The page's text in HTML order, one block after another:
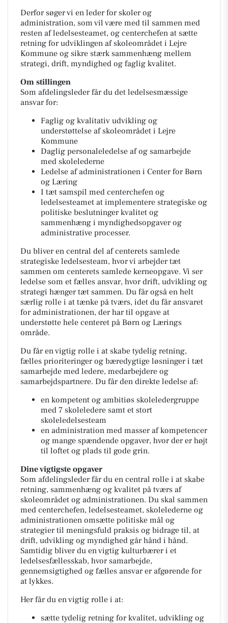
Derfor søger vi en leder for skoler og
administration, som vil være med til sammen med
resten af ledelsesteamet, og centerchefen at sætte
retning for udviklingen af skoleområdet i Lejre
Kommune og sikre stærk sammenhæng mellem
strategi, drift, myndighed og faglig kvalitet.
Om stillingen
Som afdelingsleder får du det ledelsesmæssige
ansvar for:
Faglig og kvalitativ udvikling og
understøttelse af skoleområdet i Lejre
Kommune
Daglig personaleledelse af og samarbejde
med skolelederne
Ledelse af administrationen i Center for Børn
og Læring
I tæt samspil med centerchefen og
ledelsesteamet at implementere strategiske og
politiske beslutninger kvalitet og
sammenhæng i myndighedsopgaver og
administrative processer.
Du bliver en central del af centerets samlede
strategiske ledelsesteam, hvor vi arbejder tæt
sammen om centerets samlede kerneopgave. Vi ser
ledelse som et fælles ansvar, hvor drift, udvikling og
strategi hænger tæt sammen. Du får også en helt
særlig rolle i at tænke på tværs, idet du får ansvaret
for administrationen, der har til opgave at
understøtte hele centeret på Børn og Lærings
område.
Du får en vigtig rolle i at skabe tydelig retning,
fælles prioriteringer og bæredygtige løsninger i tæt
samarbejde med ledere, medarbejdere og
samarbejdspartnere. Du får den direkte ledelse af:
en kompetent og ambitiøs skoleledergruppe
med 7 skoleledere samt et stort
skoleledelsesteam
en administration med masser af kompetencer
og mange spændende opgaver, hvor der er højt
til loftet og plads til gode grin.
Dine vigtigste opgaver
Som afdelingsleder får du en central rolle i at skabe
retning, sammenhæng og kvalitet på tværs af
skoleområdet og administrationen. Du skal sammen
med centerchefen, ledelsesteamet, skolelederne og
administrationen omsætte politiske mål og
strategier til meningsfuld praksis og bidrage til, at
drift, udvikling og myndighed går hånd i hånd.
Samtidig bliver du en vigtig kulturbærer i et
ledelsesfællesskab, hvor samarbejde,
gennemsigtighed og fælles ansvar er afgørende for
at lykkes.
Her får du en vigtig rolle i at:
sætte tydelig retning for kvalitet, udvikling og